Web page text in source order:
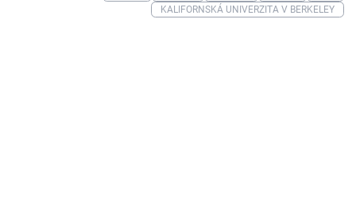
KALIFORNSKÁ UNIVERZITA V BERKELEY